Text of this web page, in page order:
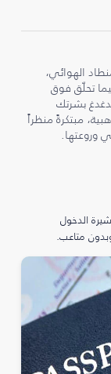
الهوائي،
تحلّق فوق
بشرتك
مبتكرةً منظراً
وروعتها.
الدخول
متاعب.